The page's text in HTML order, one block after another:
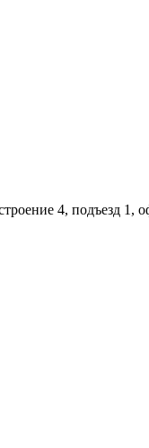
4, подъезд 1,